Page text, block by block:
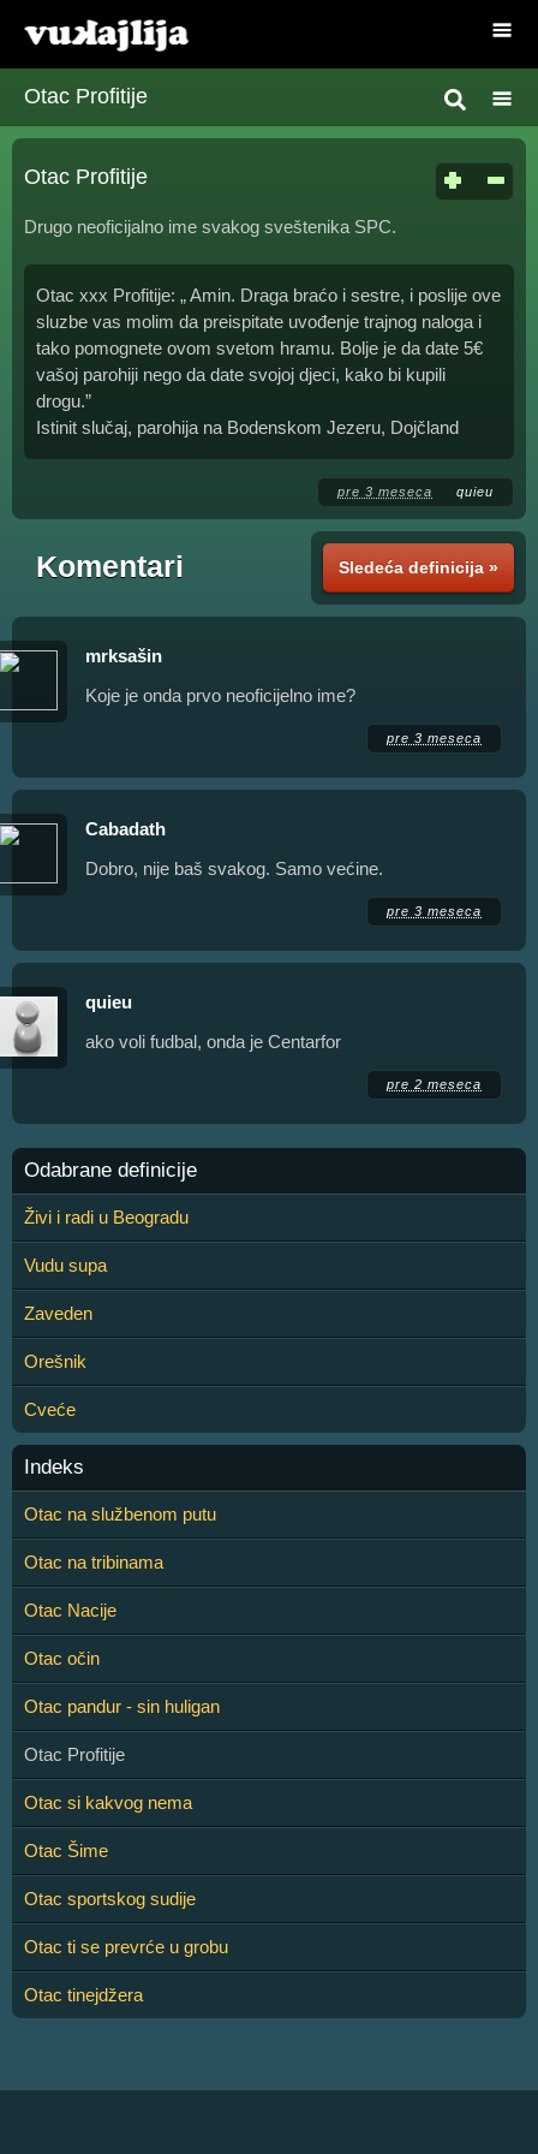
Otac Profitije
Otac Profitije
Drugo neoficijalno ime svakog sveštenika SPC.
Otac xxx Profitije: „ Amin. Draga braćo i sestre, i poslije ove
sluzbe vas molim da preispitate uvođenje trajnog naloga i
tako pomognete ovom svetom hramu. Bolje je da date 5€
vašoj parohiji nego da date svojoj djeci, kako bi kupili
drogu.”
Istinit slučaj, parohija na Bodenskom Jezeru, Dojčland
pre 3 meseca quieu
Sledeća definicija »
Komentari
mrksašin
Koje je onda prvo neoficijelno ime?
pre 3 meseca
Cabadath
Dobro, nije baš svakog. Samo većine.
pre 3 meseca
quieu
ako voli fudbal, onda je Centarfor
pre 2 meseca
Odabrane definicije
Živi i radi u Beogradu
Vudu supa
Zaveden
Orešnik
Cveće
Indeks
Otac na službenom putu
Otac na tribinama
Otac Nacije
Otac očin
Otac pandur - sin huligan
Otac Profitije
Otac si kakvog nema
Otac Šime
Otac sportskog sudije
Otac ti se prevrće u grobu
Otac tinejdžera